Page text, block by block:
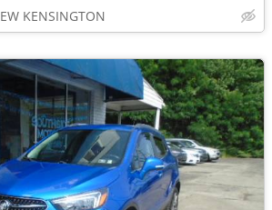
KENSINGTON